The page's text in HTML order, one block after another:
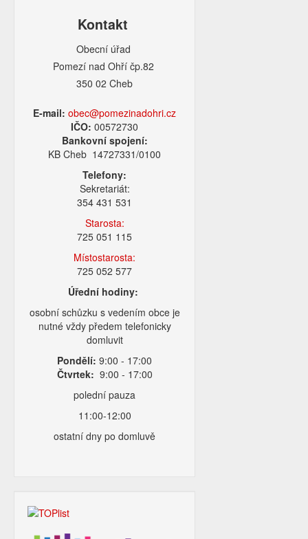
Kontakt
Obecní úřad
Pomezí nad Ohří čp.82
350 02 Cheb
E-mail: obec@pomezinadohri.cz
IČO:00572730
Bankovní spojení:
KB Cheb 14727331/0100
Telefony:
Sekretariát:
354 431 531
Starosta:
725 051 115
Místostarosta:
725 052 577
Úřední hodiny:
osobní schůzku s vedením obce je
nutné vždy předem telefonicky
domluvit
Pondělí: 9:00 - 17:00
Čtvrtek: 9:00 - 17:00
polední pauza
11:00-12:00
ostatní dny po domluvě